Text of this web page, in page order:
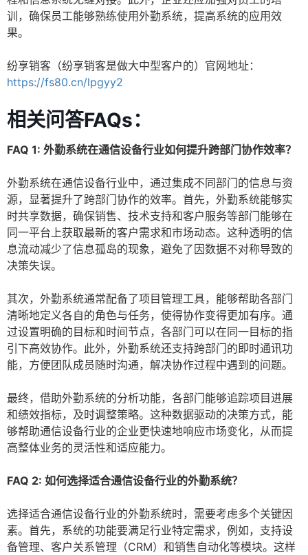
训，确保员工能够熟练使用外勤系统，提高系统的应用效
果。
纷享销客（纷享销客是做大中型客户的）官网地址：
https://fs80.cn/lpgyy2
相关问答FAQs：
FAQ 1: 外勤系统在通信设备行业如何提升跨部门协作效率？
外勤系统在通信设备行业中，通过集成不同部门的信息与资
源，显著提升了跨部门协作的效率。首先，外勤系统能够实
时共享数据，确保销售、技术支持和客户服务等部门能够在
同一平台上获取最新的客户需求和市场动态。这种透明的信
息流动减少了信息孤岛的现象，避免了因数据不对称导致的
决策失误。
其次，外勤系统通常配备了项目管理工具，能够帮助各部门
清晰地定义各自的角色与任务，使得协作变得更加有序。通
过设置明确的目标和时间节点，各部门可以在同一目标的指
引下高效协作。此外，外勤系统还支持跨部门的即时通讯功
能，方便团队成员随时沟通，解决协作过程中遇到的问题。
最终，借助外勤系统的分析功能，各部门能够追踪项目进展
和绩效指标，及时调整策略。这种数据驱动的决策方式，能
够帮助通信设备行业的企业更快速地响应市场变化，从而提
高整体业务的灵活性和适应能力。
FAQ 2: 如何选择适合通信设备行业的外勤系统？
选择适合通信设备行业的外勤系统时，需要考虑多个关键因
素。首先，系统的功能要满足行业特定需求，例如，支持设
备管理、客户关系管理（CRM）和销售自动化等模块。这样